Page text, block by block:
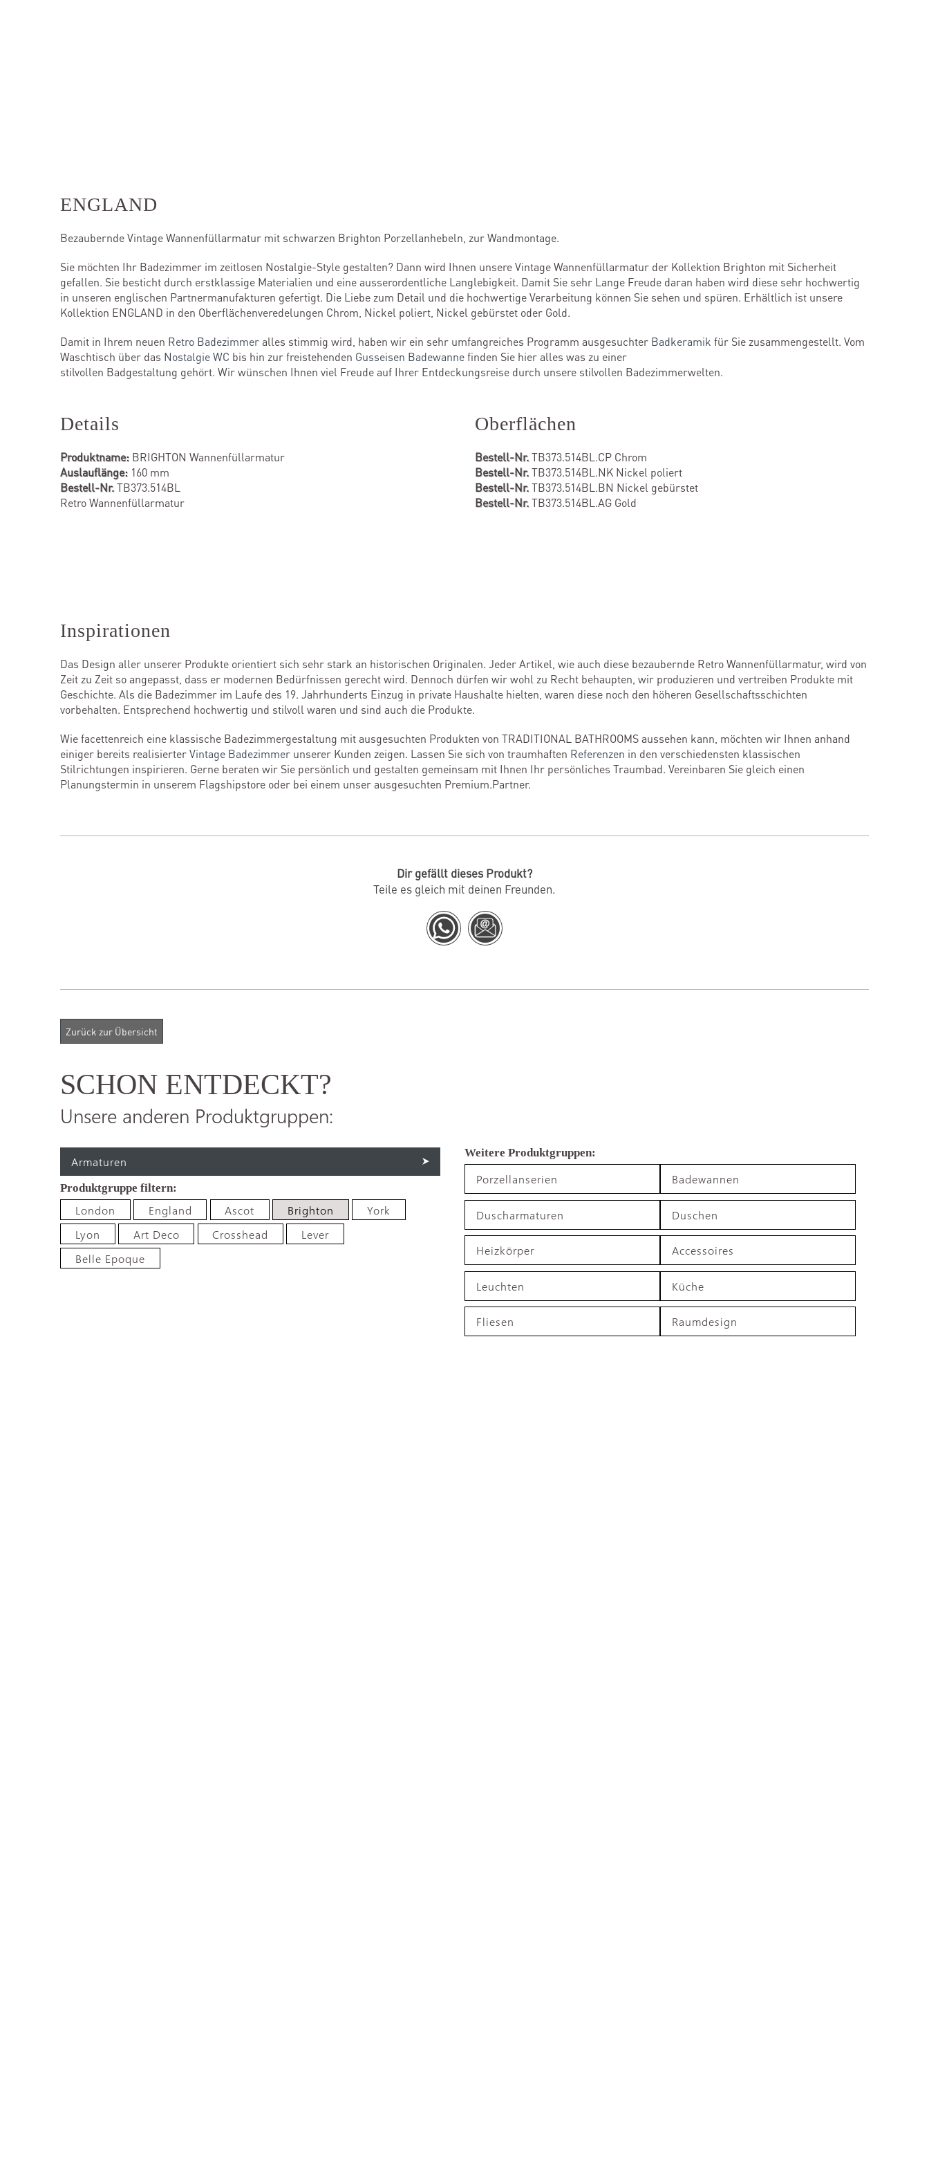
ENGLAND
Bezaubernde Vintage Wannenfüllarmatur mit schwarzen Brighton Porzellanhebeln, zur Wandmontage.
Sie möchten Ihr Badezimmer im zeitlosen Nostalgie-Style gestalten? Dann wird Ihnen unsere Vintage Wannenfüllarmatur der Kollektion Brighton mit Sicherheit
gefallen. Sie besticht durch erstklassige Materialien und eine ausserordentliche Langlebigkeit. Damit Sie sehr Lange Freude daran haben wird diese sehr hochwertig
in unseren englischen Partnermanufakturen gefertigt. Die Liebe zum Detail und die hochwertige Verarbeitung können Sie sehen und spüren. Erhältlich ist unsere
Kollektion ENGLAND in den Oberflächenveredelungen Chrom, Nickel poliert, Nickel gebürstet oder Gold.
Damit in Ihrem neuen Retro Badezimmeralles stimmig wird, haben wir ein sehr umfangreiches Programm ausgesuchter Badkeramik für Sie zusammengestellt. Vom
Waschtisch über das Nostalgie WC bis hin zur freistehenden Gusseisen Badewannefinden Sie hier alles was zu einer
stilvollen Badgestaltung gehört. Wir wünschen Ihnen viel Freude auf Ihrer Entdeckungsreise durch unsere stilvollen Badezimmerwelten.
Details
Produktname: BRIGHTON Wannenfüllarmatur
Auslauflänge: 160 mm
Bestell-Nr.TB373.514BL
Retro Wannenfüllarmatur
Oberflächen
Bestell-Nr.TB373.514BL.CP Chrom
Bestell-Nr.TB373.514BL.NK Nickel poliert
Bestell-Nr.TB373.514BL.BN Nickel gebürstet
Bestell-Nr.TB373.514BL.AG Gold
Inspirationen
Das Design aller unserer Produkte orientiert sich sehr stark an historischen Originalen. Jeder Artikel, wie auch diese bezaubernde Retro Wannenfüllarmatur, wird von
Zeit zu Zeit so angepasst, dass er modernen Bedürfnissen gerecht wird. Dennoch dürfen wir wohl zu Recht behaupten, wir produzieren und vertreiben Produkte mit
Geschichte. Als die Badezimmer im Laufe des 19. Jahrhunderts Einzug in private Haushalte hielten, waren diese noch den höheren Gesellschaftsschichten
vorbehalten. Entsprechend hochwertig und stilvoll waren und sind auch die Produkte.
Wie facettenreich eine klassische Badezimmergestaltung mit ausgesuchten Produkten von TRADITIONAL BATHROOMS aussehen kann, möchten wir Ihnen anhand
einiger bereits realisierterVintage Badezimmer unserer Kunden zeigen. Lassen Sie sich von traumhaften Referenzen in den verschiedensten klassischen
Stilrichtungen inspirieren. Gerne beraten wir Sie persönlich und gestalten gemeinsam mit Ihnen Ihr persönliches Traumbad. Vereinbaren Sie gleich einen
Planungstermin in unserem Flagshipstore oder bei einem unser ausgesuchten Premium.Partner.
Dir gefällt dieses Produkt?
Teile es gleich mit deinen Freunden.
SCHON ENTDECKT?
Unsere anderen Produktgruppen:
Porzellanserien Badewannen
Armaturen
London England Ascot Brighton
York
Lyon
Art Deco Crosshead
Lever
Belle Epoque
Duscharmaturen Duschen
Heizkörper Accessoires
Leuchten Küche
Fliesen Raumdesign